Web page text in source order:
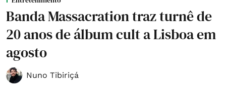
Banda Massacration traz turnê de
20 anos de álbum cult a Lisboa em
agosto
Nuno Tibiriçá